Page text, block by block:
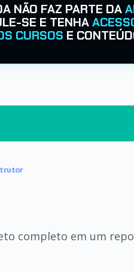
NÃO FAZ PARTE DA
SE E TENHA
CURSOS E
completo em um